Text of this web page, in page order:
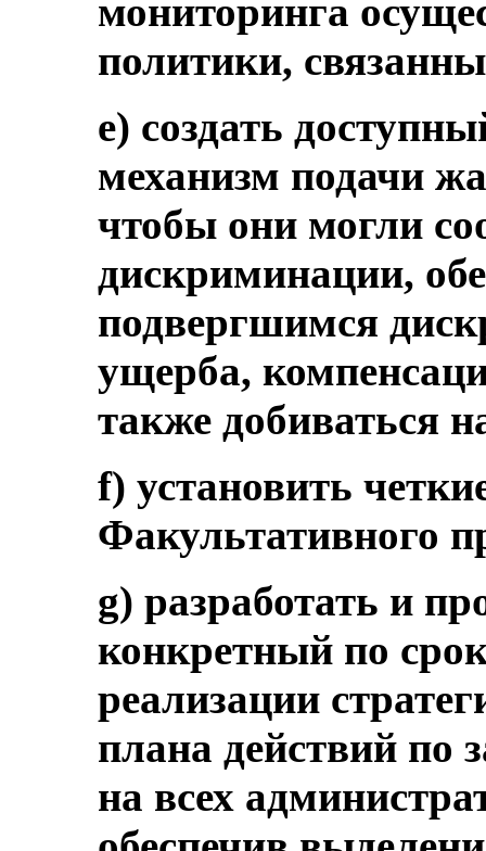
мониторинга
политики,
e) создать
механизм подачи
чтобы они могли
дискриминации,
подвергшимся
ущерба,
также добиваться
f) установить
Факультативного
g) разработать и
конкретный по
реализации
плана действий по
на всех